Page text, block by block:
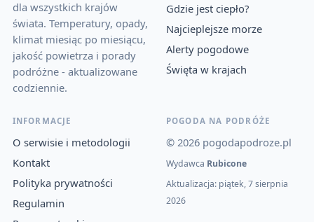
dla wszystkich krajów
świata. Temperatury, opady,
klimat miesiąc po miesiącu,
jakość powietrza i porady
podróżne - aktualizowane
codziennie.
Gdzie jest ciepło?
Najcieplejsze morze
Alerty pogodowe
Święta w krajach
INFORMACJE
O serwisie i metodologii
Kontakt
Polityka prywatności
Regulamin
POGODA NA PODRÓŻE
© 2026 pogodapodroze.pl
Wydawca Rubicone
Aktualizacja: piątek, 7 sierpnia
2026